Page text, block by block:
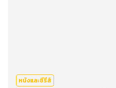
หนังและซีรีส์